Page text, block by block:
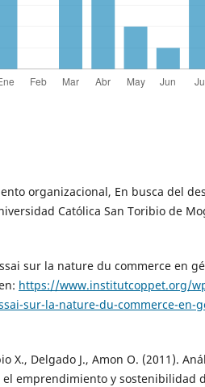
organizacional, En busca del
Católica San Toribio de
sur la nature du commerce en
https://www.institutcoppet.org/
sur-la-nature-du-commerce-en-
X., Delgado J., Amon O. (2011).
emprendimiento y sostenibilidad